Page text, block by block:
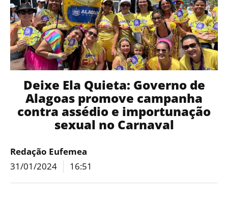
Deixe Ela Quieta: Governo de
Alagoas promove campanha
contra assédio e importunação
sexual no Carnaval
Redação Eufemea
31/01/2024
16:51